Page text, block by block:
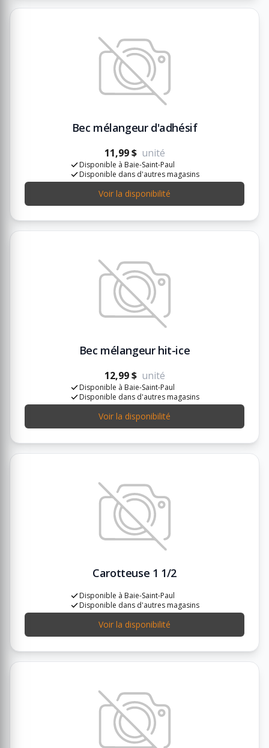
Bec mélangeur d'adhésif
11,99 $ unité
Disponible à Baie-Saint-Paul
Disponible dans d'autres magasins
Voir la disponibilité
Bec mélangeur hit-ice
12,99 $ unité
Disponible à Baie-Saint-Paul
Disponible dans d'autres magasins
Voir la disponibilité
Carotteuse 1 1/2
Disponible à Baie-Saint-Paul
Disponible dans d'autres magasins
Voir la disponibilité